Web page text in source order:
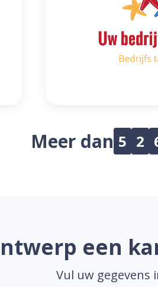
Meer dan 5 2
een
Vul uw gegevens